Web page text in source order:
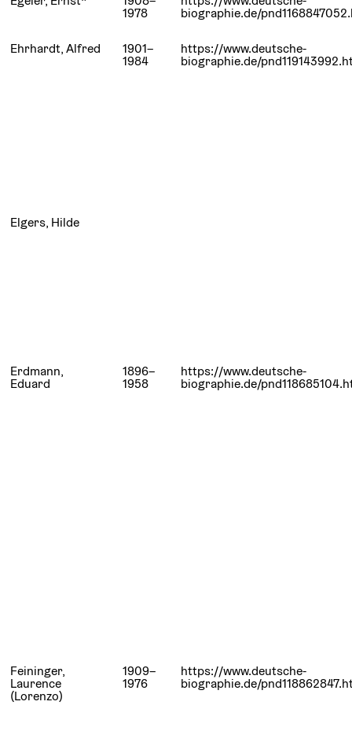
1978 biographie.de/
Ehrhardt, Alfred 1901–
1984
https://www.deutsche-
biographie.de/
Elgers, Hilde
Erdmann,
Eduard
1896–
1958
https://www.deutsche-
biographie.de/
Feininger,
Laurence
(Lorenzo)
1909–
1976
https://www.deutsche-
biographie.de/